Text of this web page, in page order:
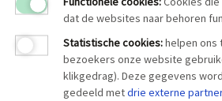
dat de websites naar behoren
Statistische cookies:helpen ons
bezoekers onze website
klikgedrag). Deze gegevens
gedeeld metdrie externe